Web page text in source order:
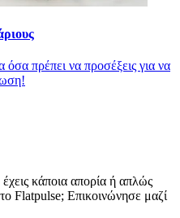
πρέπει να προσέξεις για να
κάποια απορία ή απλώς
Flatpulse; Επικοινώνησε μαζί